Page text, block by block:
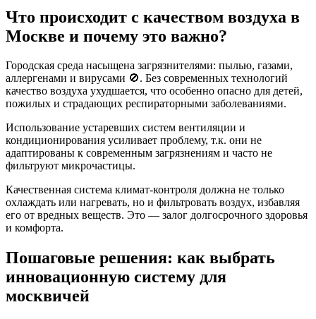
Что происходит с качеством воздуха в
Москве и почему это важно?
Городская среда насыщена загрязнителями: пылью, газами,
аллергенами и вирусами 🚫. Без современных технологий
качество воздуха ухудшается, что особенно опасно для детей,
пожилых и страдающих респираторными заболеваниями.
Использование устаревших систем вентиляции и
кондиционирования усиливает проблему, т.к. они не
адаптированы к современным загрязнениям и часто не
фильтруют микрочастицы.
Качественная система климат-контроля должна не только
охлаждать или нагревать, но и фильтровать воздух, избавляя
его от вредных веществ. Это — залог долгосрочного здоровья
и комфорта.
Пошаговые решения: как выбрать
инновационную систему для
москвичей